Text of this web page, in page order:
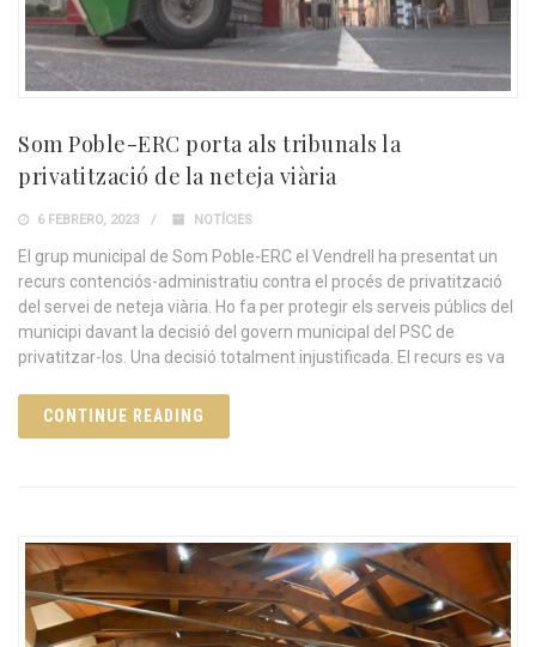
Som Poble-ERC porta als tribunals la
privatització de la neteja viària
6 FEBRERO, 2023 NOTÍCIES
El grup municipal de Som Poble-ERC el Vendrell ha presentat un
recurs contenciós-administratiu contra el procés de privatització
del servei de neteja viària. Ho fa per protegir els serveis públics del
municipi davant la decisió del govern municipal del PSC de
privatitzar-los. Una decisió totalment injustificada. El recurs es va
CONTINUE READING